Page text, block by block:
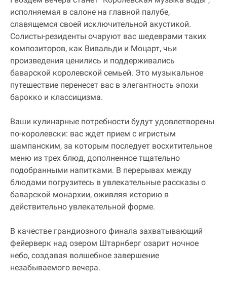
исполняемая в салоне на главной палубе,
славящемся своей исключительной акустикой.
Солисты-резиденты очаруют вас шедеврами таких
композиторов, как Вивальди и Моцарт, чьи
произведения ценились и поддерживались
баварской королевской семьей. Это музыкальное
путешествие перенесет вас в элегантность эпохи
барокко и классицизма.
Ваши кулинарные потребности будут удовлетворены
по-королевски: вас ждет прием с игристым
шампанским, за которым последует восхитительное
меню из трех блюд, дополненное тщательно
подобранными напитками. В перерывах между
блюдами погрузитесь в увлекательные рассказы о
баварской монархии, оживляя историю в
действительно увлекательной форме.
В качестве грандиозного финала захватывающий
фейерверк над озером Штарнберг озарит ночное
небо, создавая волшебное завершение
незабываемого вечера.